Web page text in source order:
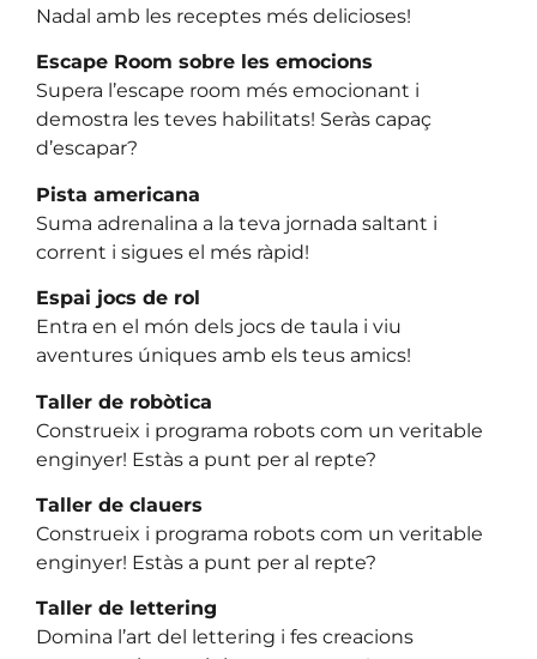
Nadal amb les receptes més delicioses!
Escape Room sobre les emocions
Supera l’escape room més emocionant i
demostra les teves habilitats! Seràs capaç
d’escapar?
Pista americana
Suma adrenalina a la teva jornada saltant i
corrent i sigues el més ràpid!
Espai jocs de rol
Entra en el món dels jocs de taula i viu
aventures úniques amb els teus amics!
Taller de robòtica
Construeix i programa robots com un veritable
enginyer! Estàs a punt per al repte?
Taller de clauers
Construeix i programa robots com un veritable
enginyer! Estàs a punt per al repte?
Taller de lettering
Domina l’art del lettering i fes creacions